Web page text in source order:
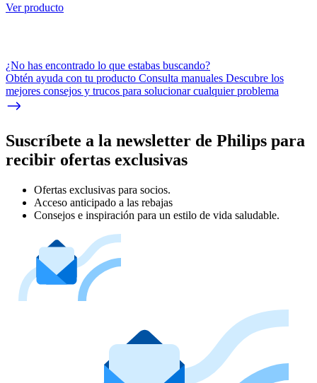
Ver producto
¿No has encontrado lo que estabas buscando?
Obtén ayuda con tu producto Consulta manuales Descubre los
mejores consejos y trucos para solucionar cualquier problema
Suscríbete a la newsletter de Philips para
recibir ofertas exclusivas
Ofertas exclusivas para socios.
Acceso anticipado a las rebajas
Consejos e inspiración para un estilo de vida saludable.